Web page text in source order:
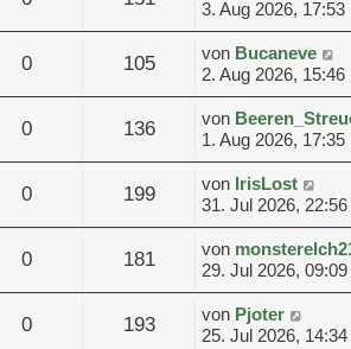
3. Aug 2026, 17:53
0 105 von Bucaneve
2. Aug 2026, 15:46
0 136 von
1. Aug 2026, 17:35
0 199 von IrisLost
31. Jul 2026, 22:56
0 181 von
29. Jul 2026, 09:09
0 193 von Pjoter
25. Jul 2026, 14:34